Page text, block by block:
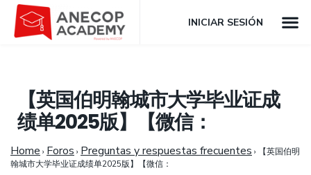
INICIAR SESIÓN
【英国伯明翰城市大学毕业证成
绩单2025版】【微信：
Home › Foros › Preguntas y respuestas frecuentes ›
【英国伯明
翰城市大学毕业证成绩单2025版】【微信：